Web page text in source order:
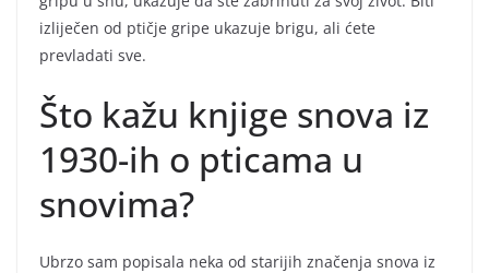
izliječen od ptičje gripe ukazuje brigu, ali ćete
prevladati sve.
Što kažu knjige snova iz
1930-ih o pticama u
snovima?
Ubrzo sam popisala neka od starijih značenja snova iz